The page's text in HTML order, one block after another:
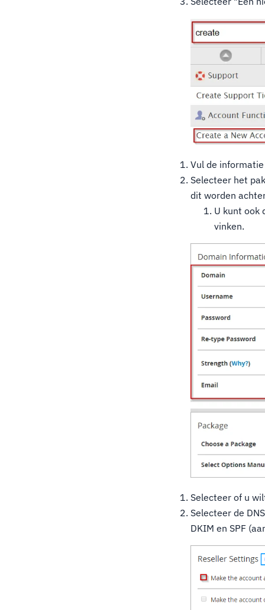
Vul de
Selecteer het
dit worden
U kunt ook
vinken.
Selecteer of u
Selecteer de
DKIM en SPF